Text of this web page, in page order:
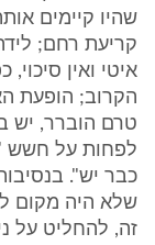
שהיו קיימים
קריעת רחם;
איטי ואין
הקרוב; הופעת
טרם הוברר, יש
לפחות על חשש
כבר יש".
שלא היה מקום
זה, להחליט על